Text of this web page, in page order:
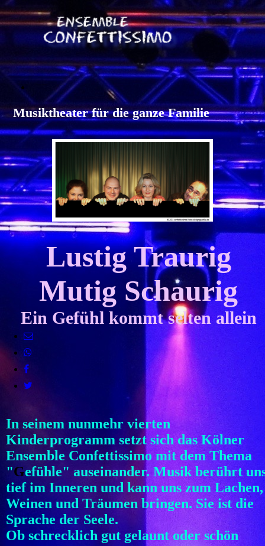
.
Musiktheater für die ganze Familie
Lustig Traurig
Mutig Schaurig
Ein Gefühl kommt selten allein
In seinem nunmehr vierten
Kinderprogramm setzt sich das Kölner
Ensemble Confettissimo mit dem Thema
"Gefühle" auseinander. Musik berührt
tief im Inneren und kann uns zum Lachen,
Weinen und Träumen bringen. Sie ist die
Sprache der Seele.
Ob schrecklich gut gelaunt oder schön